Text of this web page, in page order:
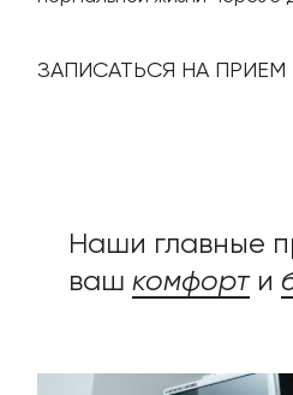
ЗАПИСАТЬСЯ НА ПРИЕМ
Наши главные
ваш комфорти